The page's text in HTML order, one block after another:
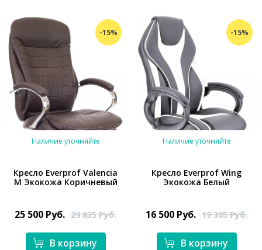
-15%
Наличие уточняйте
Кресло Everprof Valencia
M Экокожа Коричневый
25 500 Руб. 29 835Руб.
В корзину
-15%
Наличие уточняйте
Кресло Everprof Wing
Экокожа Белый
16 500 Руб. 19 305Руб.
В корзину